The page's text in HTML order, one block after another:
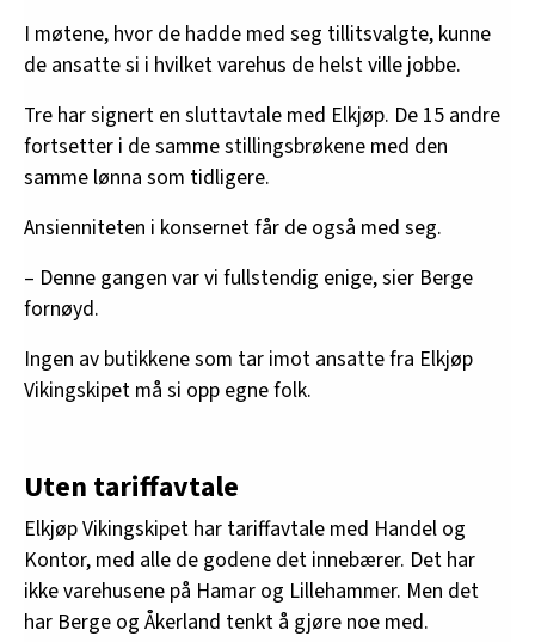
I møtene, hvor de hadde med seg tillitsvalgte, kunne
de ansatte si i hvilket varehus de helst ville jobbe.
Tre har signert en sluttavtale med Elkjøp. De 15 andre
fortsetter i de samme stillingsbrøkene med den
samme lønna som tidligere.
Ansienniteten i konsernet får de også med seg.
– Denne gangen var vi fullstendig enige, sier Berge
fornøyd.
Ingen av butikkene som tar imot ansatte fra Elkjøp
Vikingskipet må si opp egne folk.
Uten tariffavtale
Elkjøp Vikingskipet har tariffavtale med Handel og
Kontor, med alle de godene det innebærer. Det har
ikke varehusene på Hamar og Lillehammer. Men det
har Berge og Åkerland tenkt å gjøre noe med.